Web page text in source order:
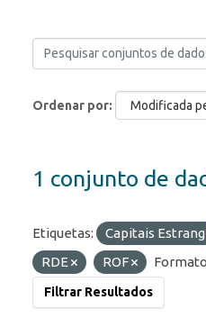
Ordenar por
1 conjunto de
Etiquetas: Capitais
RDE
ROF
Filtrar Resultados